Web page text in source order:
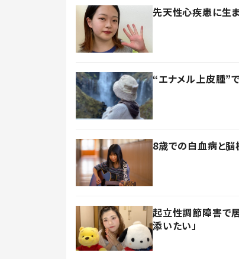
先天性心疾患に生
“エナメル上皮腫”
8歳での白血病と脳
起立性調節障害で
添いたい」